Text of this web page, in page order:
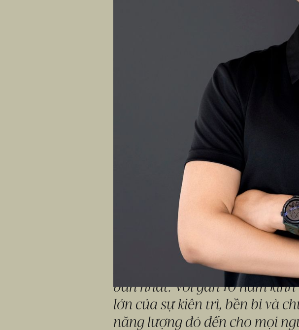
Tôi bắt đầu đi đến phòng
là nơi tôi có thể rèn luyện sức
thần tốt hơn. Năm 2020, tôi
những kỹ thuật cơ bản nhất.
nhận được giá trị to lớn của
và đang muốn truyền năng
đến phòng gym năm 2016 và
rèn luyện sức khỏe mà còn
2020, tôi bén duyên với
bản nhất. Với gần 10 năm
lớn của sự kiên trì, bền bỉ và
năng lượng đó đến cho mọi